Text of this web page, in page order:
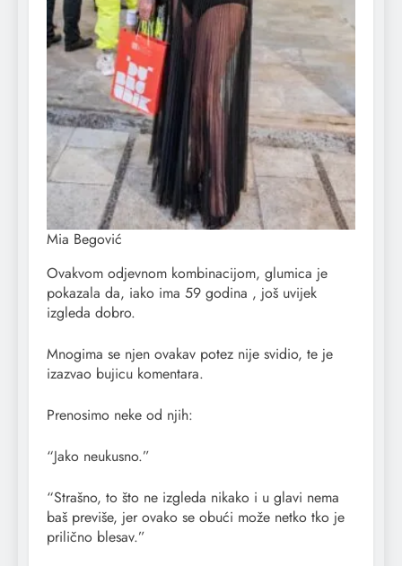
Mia Begović
Ovakvom odjevnom kombinacijom, glumica je
pokazala da, iako ima 59 godina , još uvijek
izgleda dobro.
Mnogima se njen ovakav potez nije svidio, te je
izazvao bujicu komentara.
Prenosimo neke od njih:
“Jako neukusno.”
“Strašno, to što ne izgleda nikako i u glavi nema
baš previše, jer ovako se obući može netko tko je
prilično blesav.”